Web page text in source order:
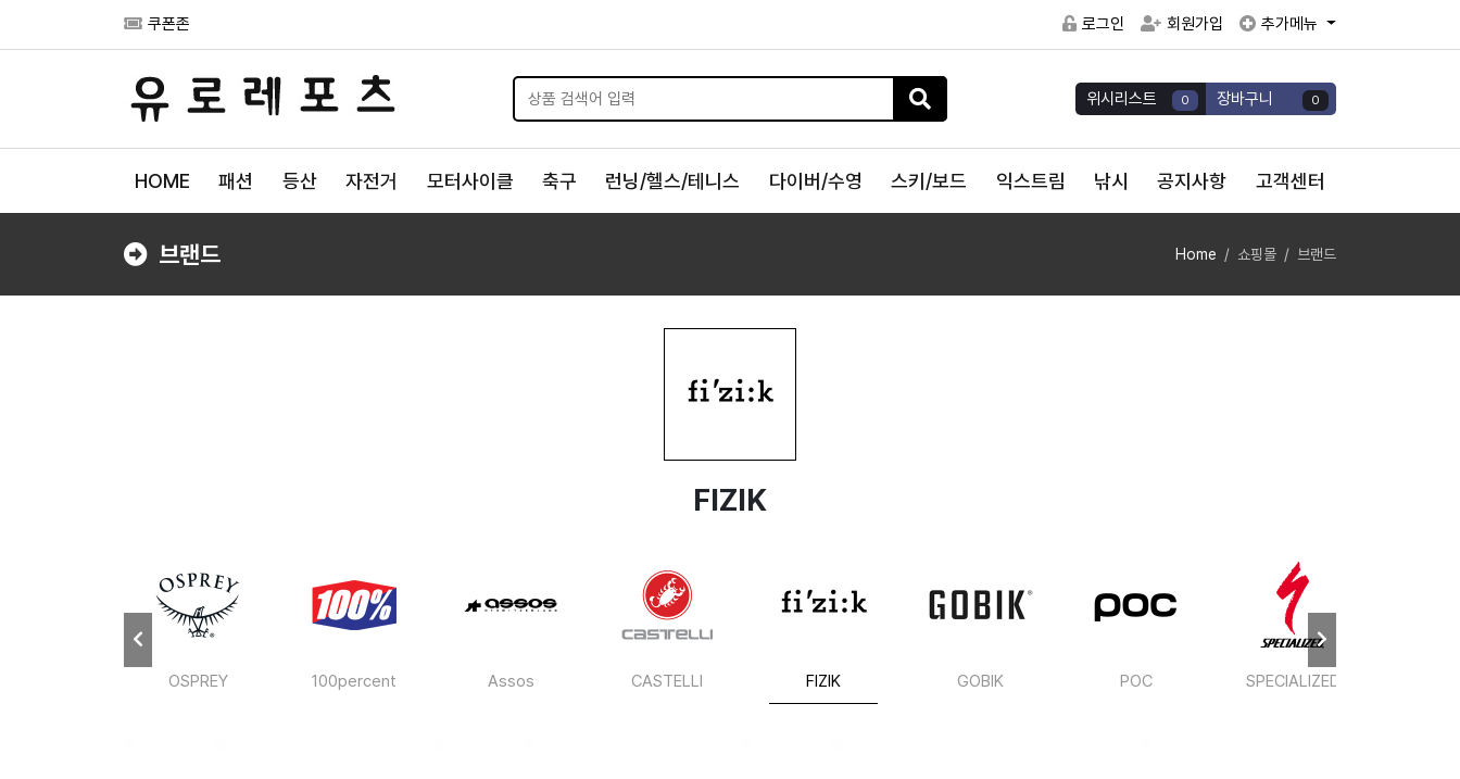
쿠폰존 로그인 회원가입 추가메뉴
위시리스트 0 장바구니 0
HOME 패션 등산 자전거 모터사이클 축구 런닝/헬스/테니스 다이버/수영 스키/보드 익스트림 낚시 공지사항 고객센터
브랜드 Home 쇼핑몰 브랜드
FIZIK
OSPREY 100percent Assos CASTELLI FIZIK GOBIK POC SPECIALIZED